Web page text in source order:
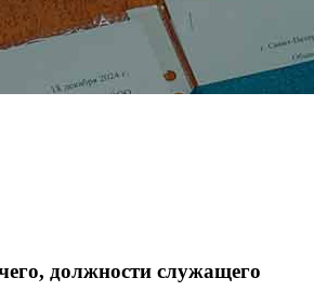
должности служащего